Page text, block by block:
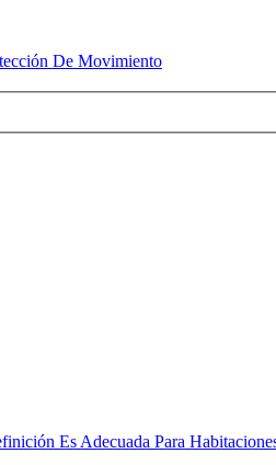
De Movimiento
Es Adecuada Para